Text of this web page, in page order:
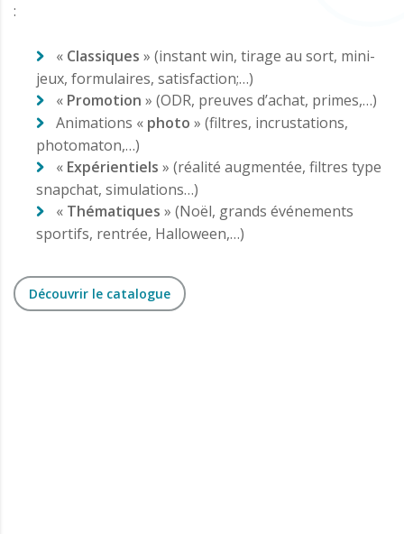
:
« Classiques » (instant win, tirage au sort, mini-
jeux, formulaires, satisfaction;…)
« Promotion » (ODR, preuves d’achat, primes,…)
Animations « photo » (filtres, incrustations,
photomaton,…)
« Expérientiels » (réalité augmentée, filtres type
snapchat, simulations…)
« Thématiques » (Noël, grands événements
sportifs, rentrée, Halloween,…)
Découvrir le catalogue